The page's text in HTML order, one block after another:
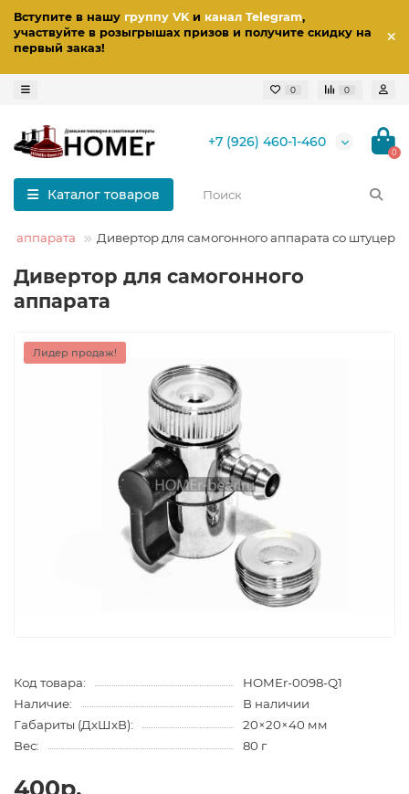
Вступите в нашу группу VKи канал Telegram,
участвуйте в розыгрышах призов и получите скидку на
первый заказ!
0 0
+7 (926) 460-1-460
0
Каталог товаров
аппарата Дивертор для самогонного аппарата со
Дивертор для самогонного
аппарата
Лидер продаж!
Код товара:
HOMEr-0098-Q1
Наличие:
В наличии
Габариты (ДхШхВ):
20×20×40 мм
Вес:
80 г
400р.